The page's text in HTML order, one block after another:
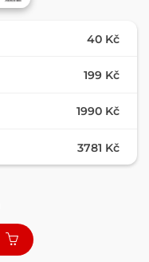
40 Kč
199 Kč
1990 Kč
3781 Kč